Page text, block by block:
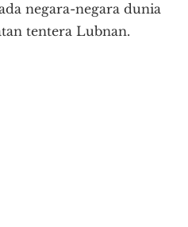
negara-negara dunia
tentera Lubnan.